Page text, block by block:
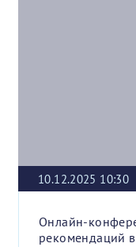
10.12.2025 10:30
Онлайн-
рекомендаций в